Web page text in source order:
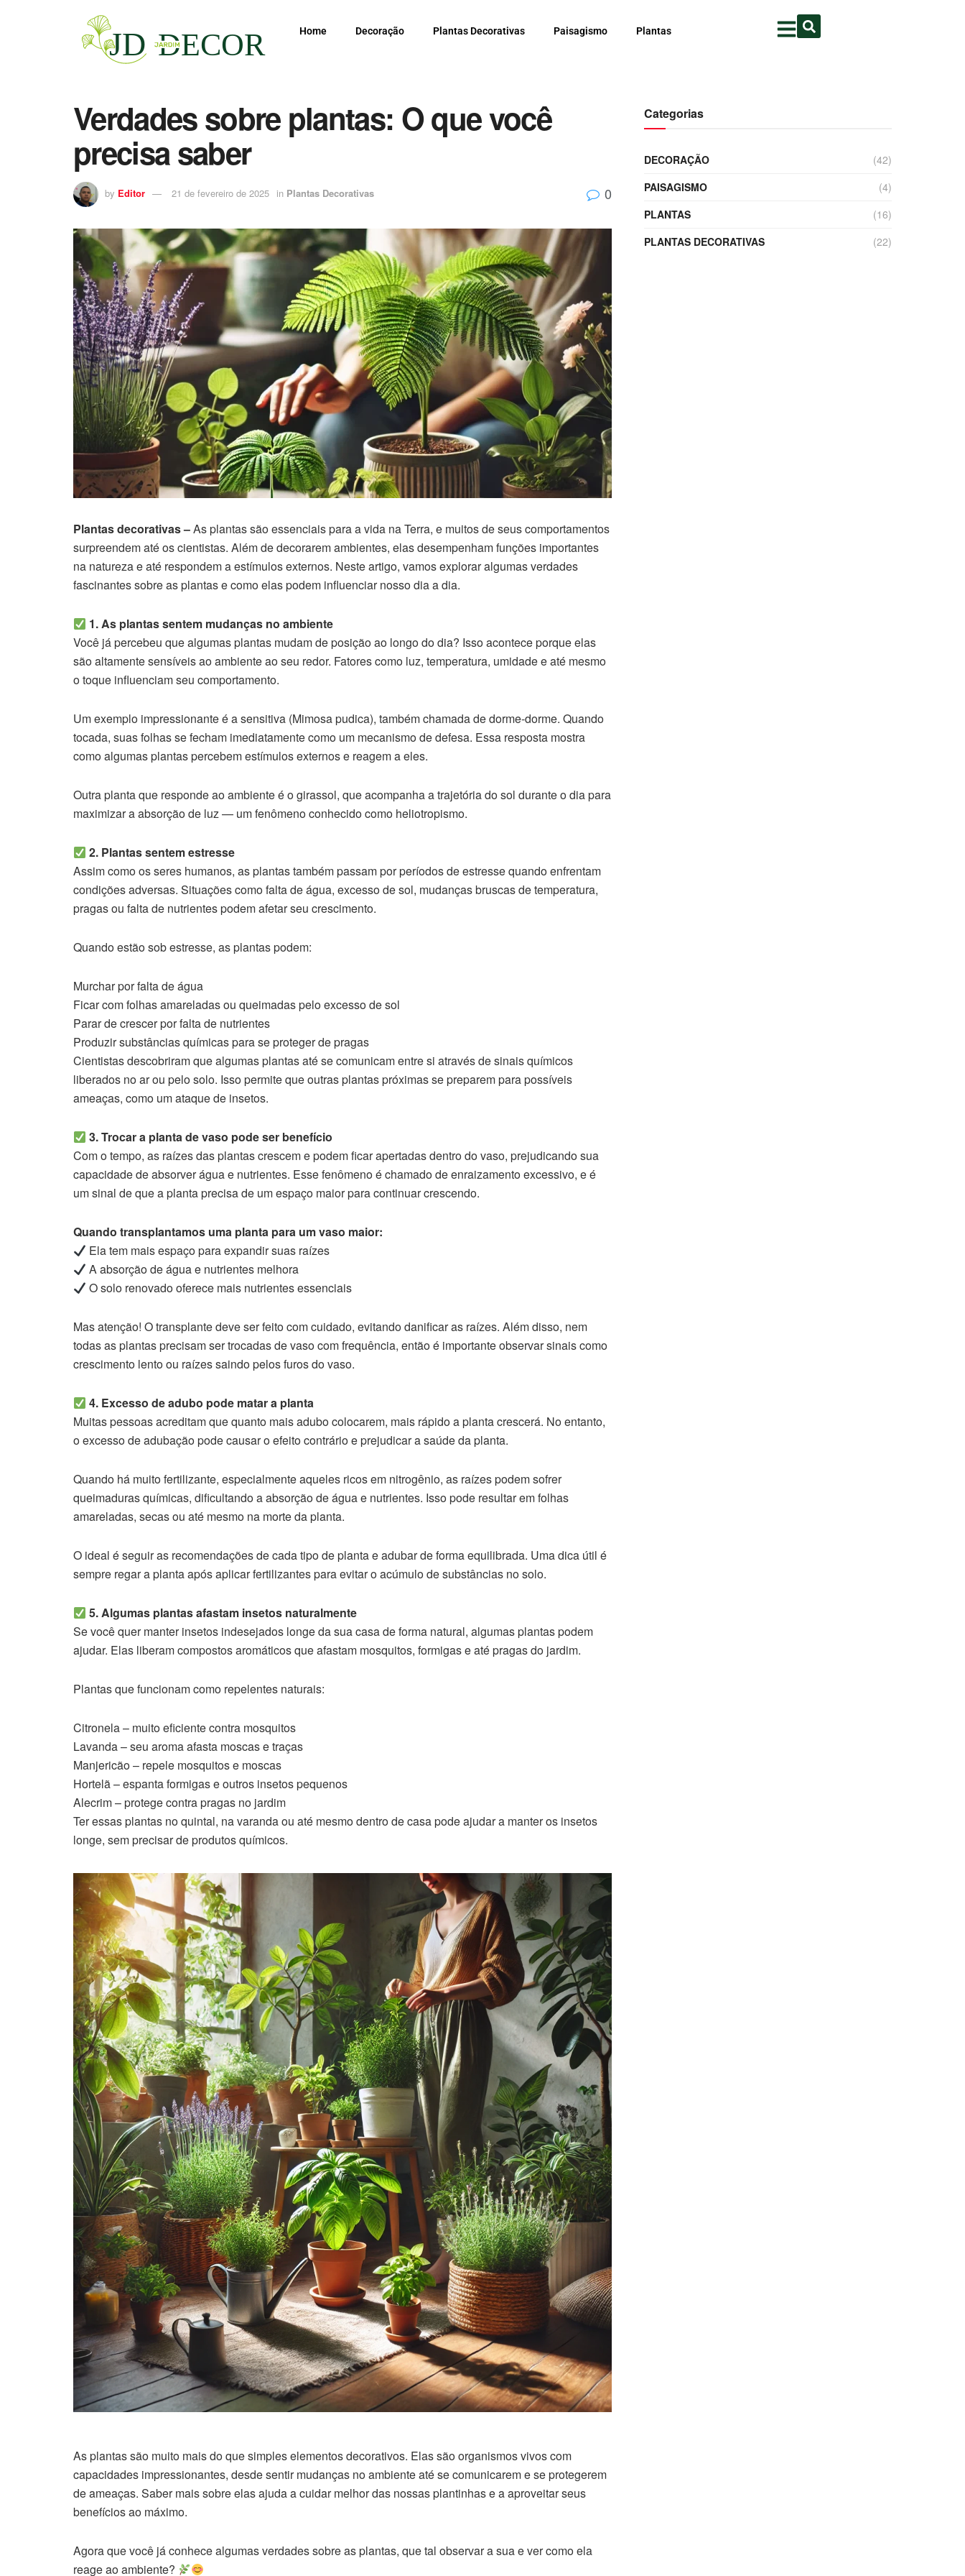
Home Decoração Plantas Decorativas Paisagismo Plantas
Verdades sobre plantas: O que você
precisa saber
by Editor 21 de fevereiro de 2025 in Plantas Decorativas 0
Plantas decorativas –As plantas são essenciais para a vida na Terra, e muitos de seus comportamentos
surpreendem até os cientistas. Além de decorarem ambientes, elas desempenham funções importantes
na natureza e até respondem a estímulos externos. Neste artigo, vamos explorar algumas verdades
fascinantes sobre as plantas e como elas podem influenciar nosso dia a dia.
1. As plantas sentem mudanças no ambiente
Você já percebeu que algumas plantas mudam de posição ao longo do dia? Isso acontece porque elas
são altamente sensíveis ao ambiente ao seu redor. Fatores como luz, temperatura, umidade e até mesmo
o toque influenciam seu comportamento.
Um exemplo impressionante é a sensitiva (Mimosa pudica), também chamada de dorme-dorme. Quando
tocada, suas folhas se fecham imediatamente como um mecanismo de defesa. Essa resposta mostra
como algumas plantas percebem estímulos externos e reagem a eles.
Outra planta que responde ao ambiente é o girassol, que acompanha a trajetória do sol durante o dia para
maximizar a absorção de luz — um fenômeno conhecido como heliotropismo.
2. Plantas sentem estresse
Assim como os seres humanos, as plantas também passam por períodos de estresse quando enfrentam
condições adversas. Situações como falta de água, excesso de sol, mudanças bruscas de temperatura,
pragas ou falta de nutrientes podem afetar seu crescimento.
Quando estão sob estresse, as plantas podem:
Murchar por falta de água
Ficar com folhas amareladas ou queimadas pelo excesso de sol
Parar de crescer por falta de nutrientes
Produzir substâncias químicas para se proteger de pragas
Cientistas descobriram que algumas plantas até se comunicam entre si através de sinais químicos
liberados no ar ou pelo solo. Isso permite que outras plantas próximas se preparem para possíveis
ameaças, como um ataque de insetos.
3. Trocar a planta de vaso pode ser benefício
Com o tempo, as raízes das plantas crescem e podem ficar apertadas dentro do vaso, prejudicando sua
capacidade de absorver água e nutrientes. Esse fenômeno é chamado de enraizamento excessivo, e é
um sinal de que a planta precisa de um espaço maior para continuar crescendo.
Quando transplantamos uma planta para um vaso maior:
Ela tem mais espaço para expandir suas raízes
A absorção de água e nutrientes melhora
O solo renovado oferece mais nutrientes essenciais
Mas atenção! O transplante deve ser feito com cuidado, evitando danificar as raízes. Além disso, nem
todas as plantas precisam ser trocadas de vaso com frequência, então é importante observar sinais como
crescimento lento ou raízes saindo pelos furos do vaso.
4. Excesso de adubo pode matar a planta
Muitas pessoas acreditam que quanto mais adubo colocarem, mais rápido a planta crescerá. No entanto,
o excesso de adubação pode causar o efeito contrário e prejudicar a saúde da planta.
Quando há muito fertilizante, especialmente aqueles ricos em nitrogênio, as raízes podem sofrer
queimaduras químicas, dificultando a absorção de água e nutrientes. Isso pode resultar em folhas
amareladas, secas ou até mesmo na morte da planta.
O ideal é seguir as recomendações de cada tipo de planta e adubar de forma equilibrada. Uma dica útil é
sempre regar a planta após aplicar fertilizantes para evitar o acúmulo de substâncias no solo.
5. Algumas plantas afastam insetos naturalmente
Se você quer manter insetos indesejados longe da sua casa de forma natural, algumas plantas podem
ajudar. Elas liberam compostos aromáticos que afastam mosquitos, formigas e até pragas do jardim.
Plantas que funcionam como repelentes naturais:
Citronela – muito eficiente contra mosquitos
Lavanda – seu aroma afasta moscas e traças
Manjericão – repele mosquitos e moscas
Hortelã – espanta formigas e outros insetos pequenos
Alecrim – protege contra pragas no jardim
Ter essas plantas no quintal, na varanda ou até mesmo dentro de casa pode ajudar a manter os insetos
longe, sem precisar de produtos químicos.
As plantas são muito mais do que simples elementos decorativos. Elas são organismos vivos com
capacidades impressionantes, desde sentir mudanças no ambiente até se comunicarem e se protegerem
de ameaças. Saber mais sobre elas ajuda a cuidar melhor das nossas plantinhas e a aproveitar seus
benefícios ao máximo.
Agora que você já conhece algumas verdades sobre as plantas, que tal observar a sua e ver como ela
reage ao ambiente?
Categorias
DECORAÇÃO
(42)
PAISAGISMO
(4)
PLANTAS
(16)
PLANTAS DECORATIVAS
(22)